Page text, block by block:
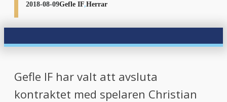
2018-08-09Gefle IF,Herrar
Gefle IF har valt att avsluta
kontraktet med spelaren Christian